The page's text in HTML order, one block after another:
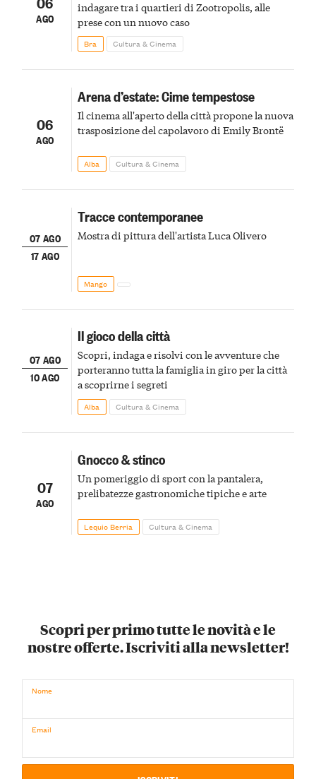
AGO
indagare tra i quartieri di Zootropolis, alle
prese con un nuovo caso
Bra Cultura & Cinema
06
AGO
Arena d’estate: Cime tempestose
Il cinema all'aperto della città propone la nuova
trasposizione del capolavoro di Emily Brontë
Alba Cultura & Cinema
07 AGO
17 AGO
Tracce contemporanee
Mostra di pittura dell'artista Luca Olivero
Mango
07 AGO
10 AGO
Il gioco della città
Scopri, indaga e risolvi con le avventure che
porteranno tutta la famiglia in giro per la città
a scoprirne i segreti
Alba Cultura & Cinema
07
AGO
Gnocco & stinco
Un pomeriggio di sport con la pantalera,
prelibatezze gastronomiche tipiche e arte
Lequio Berria Cultura & Cinema
Scopri per primo tutte le novità e le
nostre offerte. Iscriviti alla newsletter!
Nome
Email